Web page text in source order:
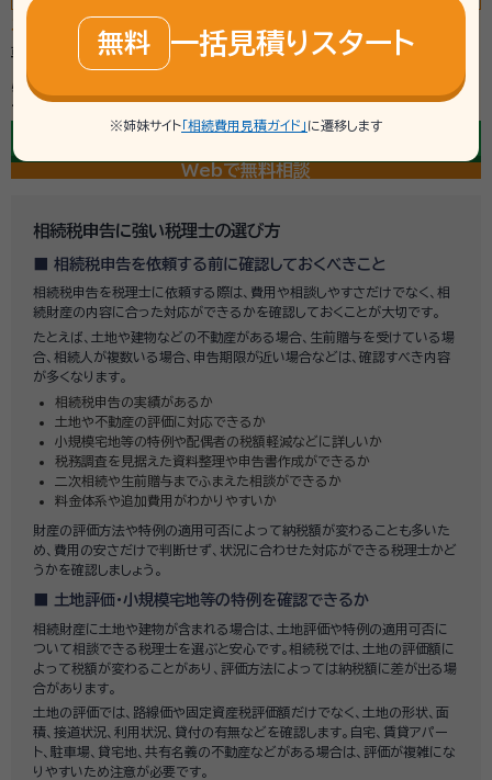
も対応
専門相談員への相談無料
必ずもらえる
チェックリスト手続きガイド
今すぐ電話で無料相談
専門相談員が常駐（平日9-19時/土日祝9-18時）
Webで無料相談
相続税申告に強い税理士の選び方
相続税申告を依頼する前に確認しておくべきこと
相続税申告を税理士に依頼する際は、費用や相談しやすさだけでなく、相
続財産の内容に合った対応ができるかを確認しておくことが大切です。
たとえば、土地や建物などの不動産がある場合、生前贈与を受けている場
合、相続人が複数いる場合、申告期限が近い場合などは、確認すべき内容
が多くなります。
相続税申告の実績があるか
土地や不動産の評価に対応できるか
小規模宅地等の特例や配偶者の税額軽減などに詳しいか
税務調査を見据えた資料整理や申告書作成ができるか
二次相続や生前贈与までふまえた相談ができるか
料金体系や追加費用がわかりやすいか
財産の評価方法や特例の適用可否によって納税額が変わることも多いた
め、費用の安さだけで判断せず、状況に合わせた対応ができる税理士かど
うかを確認しましょう。
土地評価・小規模宅地等の特例を確認できるか
相続財産に土地や建物が含まれる場合は、土地評価や特例の適用可否に
ついて相談できる税理士を選ぶと安心です。相続税では、土地の評価額に
よって税額が変わることがあり、評価方法によっては納税額に差が出る場
合があります。
土地の評価では、路線価や固定資産税評価額だけでなく、土地の形状、面
積、接道状況、利用状況、貸付の有無などを確認します。自宅、賃貸アパー
ト、駐車場、貸宅地、共有名義の不動産などがある場合は、評価が複雑にな
りやすいため注意が必要です。
無料 一括見積りスタート
※姉妹サイト 「相続費用見積ガイド」 に遷移します